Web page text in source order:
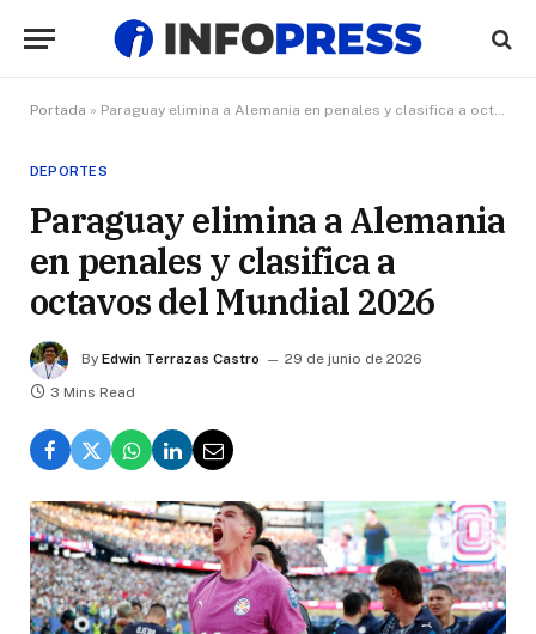
Portada » Paraguay elimina a Alemania en penales y clasifica a octavos del Mundial 2026
DEPORTES
Paraguay elimina a Alemania
en penales y clasifica a
octavos del Mundial 2026
By Edwin Terrazas Castro
29 de junio de 2026
3 Mins Read